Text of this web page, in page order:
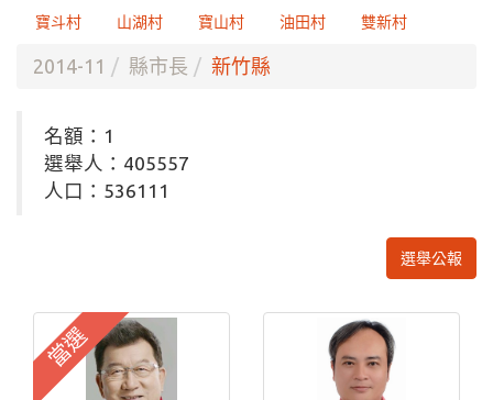
寶斗村 山湖村 寶山村 油田村 雙新村
2014-11 縣市長 新竹縣
名額：1
選舉人：405557
人口：536111
選舉公報
當選